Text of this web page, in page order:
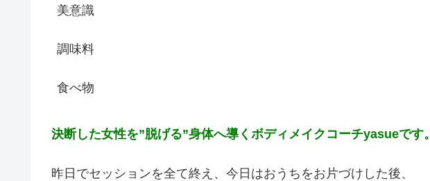
美意識
調味料
食べ物
決断した女性を”脱げる”身体へ導くボディメイクコーチyasueです。
昨日でセッションを全て終え、今日はおうちをお片づけした後、